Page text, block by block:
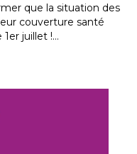
que la situation des
couverture santé
juillet !…